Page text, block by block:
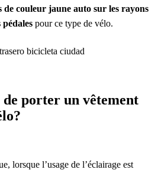
de couleur jaune auto sur les rayons
pédales pour ce type de vélo.
porter un vêtement
lorsque l’usage de l’éclairage est